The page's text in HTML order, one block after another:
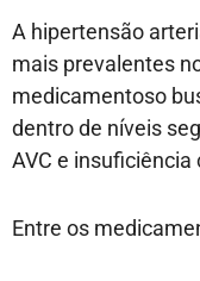
A hipertensão
mais prevalentes
medicamentoso
dentro de níveis
AVC e insuficiência
Entre os